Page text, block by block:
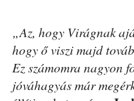
„Az, hogy Virágnak
hogy ő viszi majd
Ez számomra nagyon
jóváhagyás már